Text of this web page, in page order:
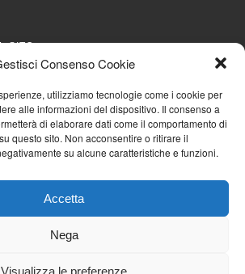
Consenso Cookie
utilizziamo tecnologie come i cookie per
alle informazioni del dispositivo. Il consenso a
di elaborare dati come il comportamento di
questo sito. Non acconsentire o ritirare il
su alcune caratteristiche e funzioni.
Accetta
Nega
Visualizza le preferenze
SITO
(UE)
Community AziendaCondominio